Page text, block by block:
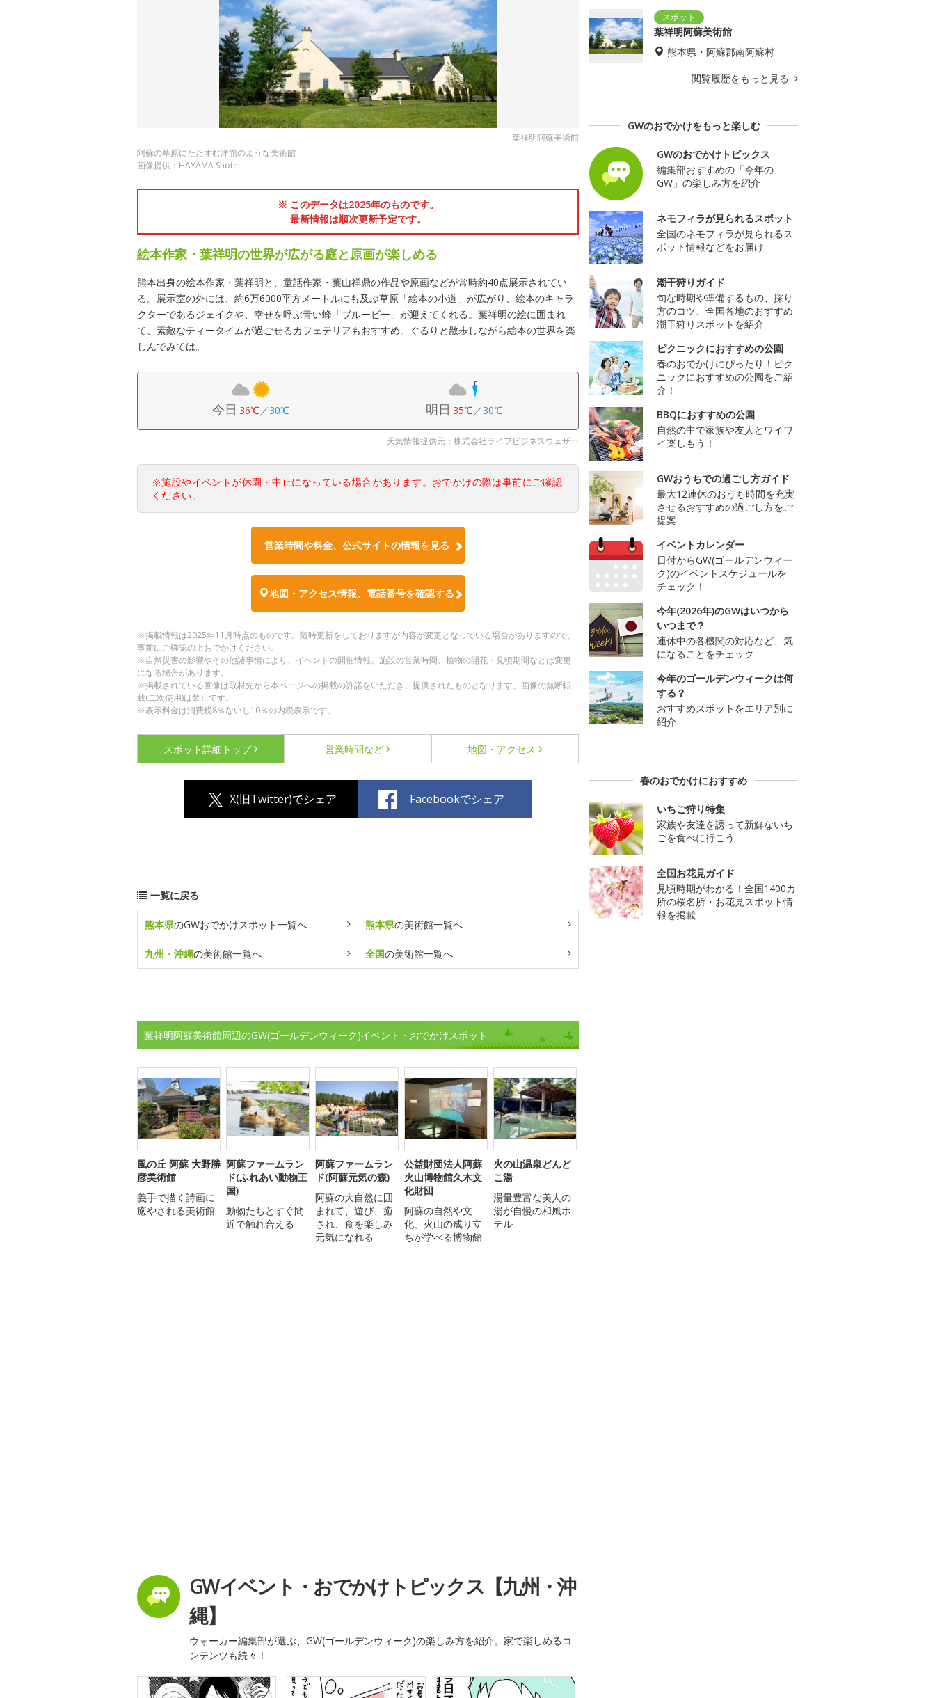
葉祥明阿蘇美術館
阿蘇の草原にたたずむ洋館のような美術館
画像提供：HAYAMA Shotei
※ このデータは2025年のものです。
最新情報は順次更新予定です。
絵本作家・葉祥明の世界が広がる庭と原画が楽しめる
熊本出身の絵本作家・葉祥明と、童話作家・葉山祥鼎の作品や原画などが常時約40点展示されてい
る。展示室の外には、約6万6000平方メートルにも及ぶ草原「絵本の小道」が広がり、絵本のキャラ
クターであるジェイクや、幸せを呼ぶ青い蜂「ブルービー」が迎えてくれる。葉祥明の絵に囲まれ
て、素敵なティータイムが過ごせるカフェテリアもおすすめ。ぐるりと散歩しながら絵本の世界を楽
しんでみては。
今日 36℃／30℃ 明日 35℃／30℃
天気情報提供元：株式会社ライフビジネスウェザー
※施設やイベントが休園・中止になっている場合があります。おでかけの際は事前にご確認
ください。
営業時間や料金、公式サイトの情報を見る
地図・アクセス情報、電話番号を確認する
※掲載情報は2025年11月時点のものです。随時更新をしておりますが内容が変更となっている場合がありますので、
事前にご確認の上おでかけください。
※自然災害の影響やその他諸事情により、イベントの開催情報、施設の営業時間、植物の開花・見頃期間などは変更
になる場合があります。
※掲載されている画像は取材先から本ページへの掲載の許諾をいただき、提供されたものとなります。画像の無断転
載(二次使用)は禁止です。
※表示料金は消費税8％ないし10％の内税表示です。
スポット詳細 トップ 営業時間など 地図・アクセス
X(旧Twitter)でシェア Facebookでシェア
一覧に戻る
熊本県のGWおでかけスポット一覧へ 熊本県の美術館一覧へ
九州・沖縄の美術館一覧へ 全国の美術館一覧へ
葉祥明阿蘇美術館周辺のGW(ゴールデンウィーク)イベント・おでかけスポット
風の丘 阿蘇 大野勝
彦美術館
義手で描く詩画に
癒やされる美術館
阿蘇ファームラン
ド(ふれあい動物王
国)
動物たちとすぐ間
近で触れ合える
阿蘇ファームラン
ド(阿蘇元気の森)
阿蘇の大自然に囲
まれて、遊び、癒
され、食を楽しみ
元気になれる
公益財団法人阿蘇
火山博物館久木文
化財団
阿蘇の自然や文
化、火山の成り立
ちが学べる博物館
火の山温泉どんど
こ湯
湯量豊富な美人の
湯が自慢の和風ホ
テル
GWイベント・おでかけトピックス【九州・沖
縄】
ウォーカー編集部が選ぶ、GW(ゴールデンウィーク)の楽しみ方を紹介。家で楽しめるコ
ンテンツも続々！
葉祥明阿蘇美術館
熊本県・阿蘇郡南阿蘇村
閲覧履歴をもっと見る
GWのおでかけをもっと楽しむ
GWのおでかけトピックス
編集部おすすめの「今年の
GW」の楽しみ方を紹介
ネモフィラが見られるスポット
全国のネモフィラが見られるス
ポット情報などをお届け
潮干狩りガイド
旬な時期や準備するもの、採り
方のコツ、全国各地のおすすめ
潮干狩りスポットを紹介
ピクニックにおすすめの公園
春のおでかけにぴったり！ピク
ニックにおすすめの公園をご紹
介！
BBQにおすすめの公園
自然の中で家族や友人とワイワ
イ楽しもう！
GWおうちでの過ごし方ガイド
最大12連休のおうち時間を充実
させるおすすめの過ごし方をご
提案
イベントカレンダー
日付からGW(ゴールデンウィー
ク)のイベントスケジュールを
チェック！
今年(2026年)のGWはいつから
いつまで？
連休中の各機関の対応など、気
になることをチェック
今年のゴールデンウィークは何
する？
おすすめスポットをエリア別に
紹介
春のおでかけにおすすめ
いちご狩り特集
家族や友達を誘って新鮮ないち
ごを食べに行こう
全国お花見ガイド
見頃時期がわかる！全国1400カ
所の桜名所・お花見スポット情
報を掲載